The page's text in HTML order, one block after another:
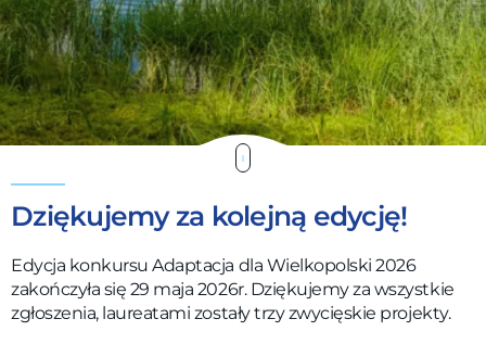
Dziękujemy za kolejną edycję!
Edycja konkursu Adaptacja dla Wielkopolski 2026
zakończyła się 29 maja 2026r. Dziękujemy za wszystkie
zgłoszenia, laureatami zostały trzy zwycięskie projekty.